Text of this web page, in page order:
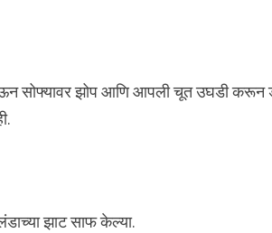
होऊन सोफ्यावर झोप आणि आपली चूत उघडी
झाट साफ केल्या.